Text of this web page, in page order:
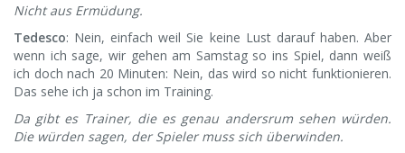
Nicht aus Ermüdung.
Tedesco: Nein, einfach weil Sie keine Lust darauf haben. Aber
wenn ich sage, wir gehen am Samstag so ins Spiel, dann weiß
ich doch nach 20 Minuten: Nein, das wird so nicht funktionieren.
Das sehe ich ja schon im Training.
Da gibt es Trainer, die es genau andersrum sehen würden.
Die würden sagen, der Spieler muss sich überwinden.